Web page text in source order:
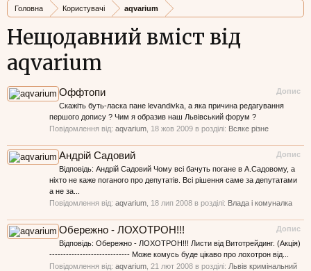
Головна Користувачі aqvarium
Нещодавний вміст від
aqvarium
Допис
Оффтопи
Скажіть буть-ласка пане levandivka, а яка причина редагування
першого допису ? Чим я образив наш Львівський форум ?
Повідомлення від: aqvarium 18 жов 2009 в розділі: Всяке різне
Допис
Андрій Садовий
Відповідь: Андрій Садовий Чому всі бачуть погане в А.Садовому, а
ніхто не каже поганого про депутатів. Всі рішення саме за депутатами
а не за...
Повідомлення від: aqvarium 18 лип 2008 в розділі: Влада і комуналка
Допис
Обережно - ЛОХОТРОН!!!
Відповідь: Обережно - ЛОХОТРОН!!! Листи від Витотрейдинг. (Акція)
----------------------------- Може комусь буде цікаво про лохотрон від...
Повідомлення від: aqvarium 21 лют 2008 в розділі: Львів кримінальний